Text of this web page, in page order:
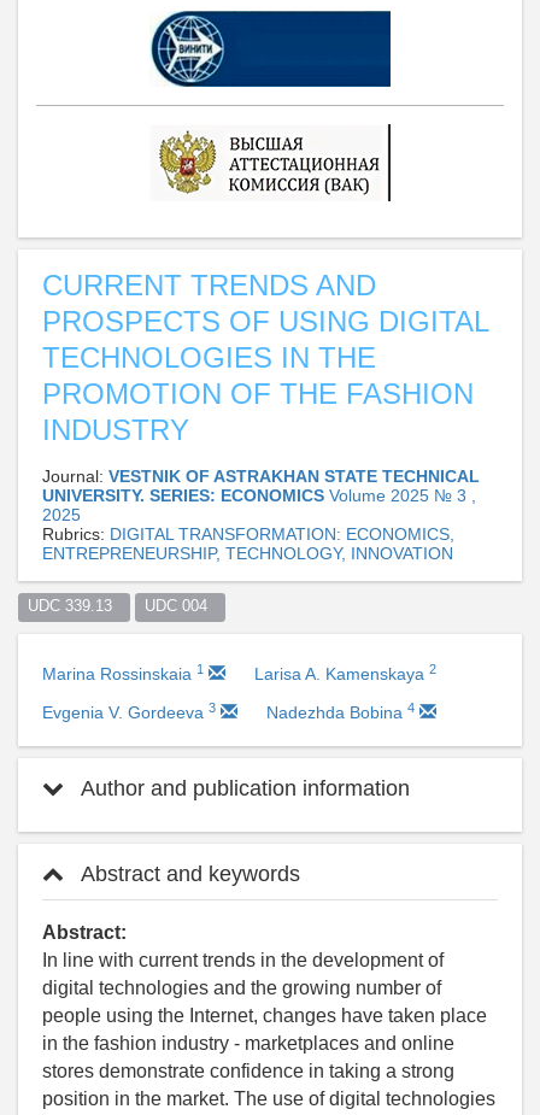
CURRENT TRENDS AND
PROSPECTS OF USING DIGITAL
TECHNOLOGIES IN THE
PROMOTION OF THE FASHION
INDUSTRY
Journal: VESTNIK OF ASTRAKHAN STATE TECHNICAL
UNIVERSITY. SERIES: ECONOMICS Volume 2025 № 3 ,
2025
Rubrics: DIGITAL TRANSFORMATION: ECONOMICS,
ENTREPRENEURSHIP, TECHNOLOGY, INNOVATION
UDC 339.13 UDC 004
Marina Rossinskaia 1 Larisa A. Kamenskaya 2
Evgenia V. Gordeeva 3 Nadezhda Bobina 4
Author and publication information
Abstract and keywords
Abstract:
In line with current trends in the development of
digital technologies and the growing number of
people using the Internet, changes have taken place
in the fashion industry - marketplaces and online
stores demonstrate confidence in taking a strong
position in the market. The use of digital technologies